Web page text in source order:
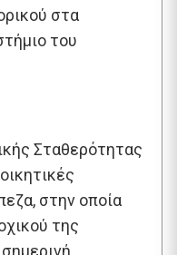
στα
του
Σταθερότητας
στην οποία
της